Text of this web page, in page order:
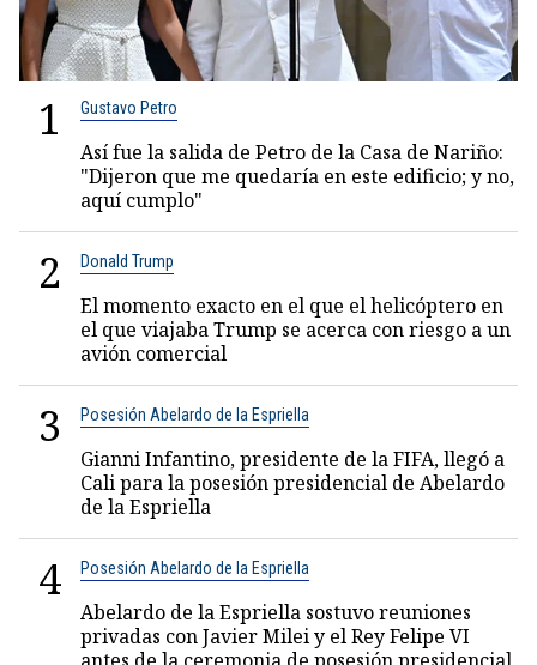
1 Gustavo Petro
Así fue la salida de Petro de la Casa de Nariño:
"Dijeron que me quedaría en este edificio; y no,
aquí cumplo"
2 Donald Trump
El momento exacto en el que el helicóptero en
el que viajaba Trump se acerca con riesgo a un
avión comercial
3 Posesión Abelardo de la Espriella
Gianni Infantino, presidente de la FIFA, llegó a
Cali para la posesión presidencial de Abelardo
de la Espriella
4 Posesión Abelardo de la Espriella
Abelardo de la Espriella sostuvo reuniones
privadas con Javier Milei y el Rey Felipe VI